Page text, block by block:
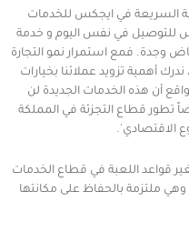
السريعة في ايجكس للخدمات
للتوصيل في نفس اليوم و خدمة
وجدة. فمع استمرار نمو التجارة
أهمية تزويد عملائنا بخيارات
أن هذه الخدمات الجديدة لن
تطور قطاع التجزئة في المملكة
قواعد اللعبة في قطاع الخدمات
ملتزمة بالحفاظ على مكانتها